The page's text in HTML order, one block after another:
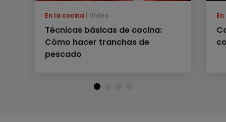
En la cocina Vídeo
Técnicas básicas de cocina:
Cómo hacer tranchas de
pescado